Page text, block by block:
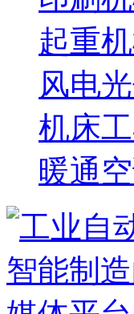
起重
风电
机床
暖通